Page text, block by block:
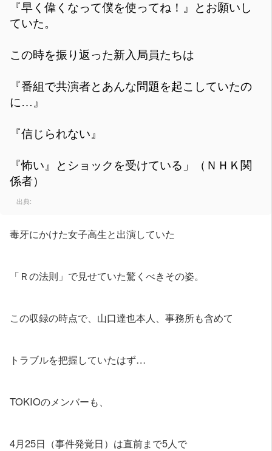
『早く偉くなって僕を使ってね！』とお願いし
ていた。
この時を振り返った新入局員たちは
『番組で共演者とあんな問題を起こしていたの
に…』
『信じられない』
『怖い』とショックを受けている」（ＮＨＫ関
係者）
出典:
毒牙にかけた女子高生と出演していた
「Ｒの法則」で見せていた驚くべきその姿。
この収録の時点で、山口達也本人、事務所も含めて
トラブルを把握していたはず…
TOKIOのメンバーも、
4月25日（事件発覚日）は直前まで5人で